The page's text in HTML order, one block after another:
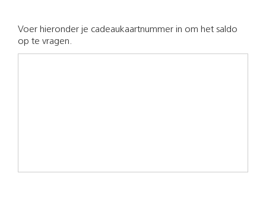
Voer hieronder je cadeaukaartnummer in om het saldo
op te vragen.